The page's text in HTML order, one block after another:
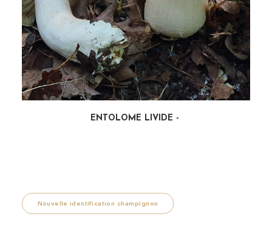
ENTOLOME LIVIDE
Nouvelle identification champignon